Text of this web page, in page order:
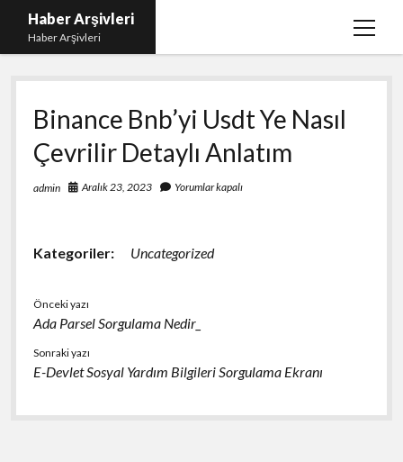
Haber Arşivleri
Haber Arşivleri
menüyü
Liste
Sayfa Listesi
Ücretsiz Tiktok Takipçi Çoğaltma
YouTube’da Nasıl Abone Kazanılır
Binance Bnb’yi Usdt Ye Nasıl
Çevrilir Detaylı Anlatım
admin Aralık 23, 2023 Yorumlar kapalı
Kategoriler: Uncategorized
Önceki yazı
Ada Parsel Sorgulama Nedir_
Sonraki yazı
E-Devlet Sosyal Yardım Bilgileri Sorgulama Ekranı